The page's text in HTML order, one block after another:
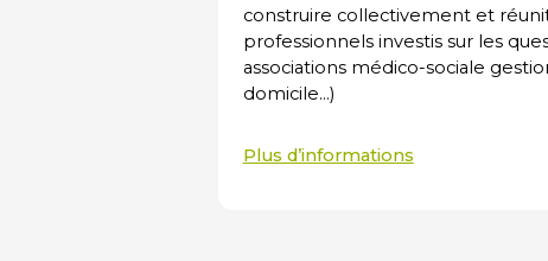
construire collectivement et
professionnels investis sur les
associations médico-sociale
domicile...)
Plus d’informations